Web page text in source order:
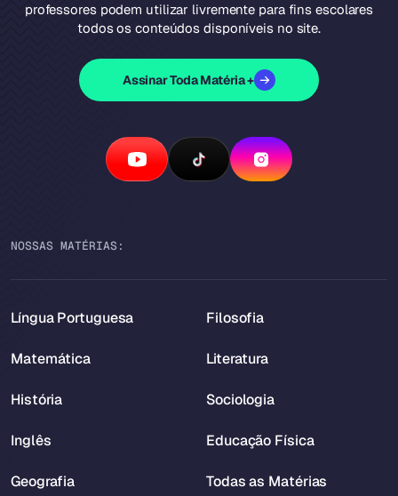
professores podem utilizar livremente para fins escolares
todos os conteúdos disponíveis no site.
Assinar Toda Matéria +
NOSSAS MATÉRIAS:
Língua Portuguesa
Matemática
História
Inglês
Geografia
Filosofia
Literatura
Sociologia
Educação Física
Todas as Matérias